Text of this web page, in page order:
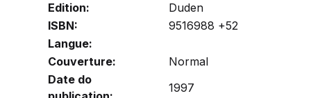
Edition:
Duden
ISBN:
9516988 +52
Langue:
Couverture:
Normal
Date do
1997